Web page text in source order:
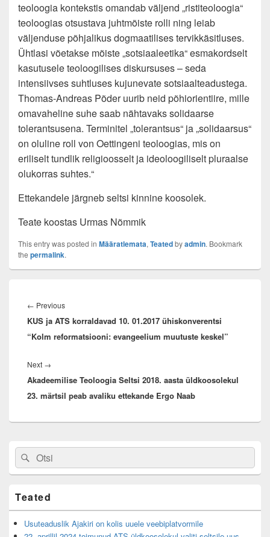
teoloogia kontekstis omandab väljend „ristiteoloogia“
teoloogias otsustava juhtmõiste rolli ning leiab
väljenduse põhjalikus dogmaatilises tervikkäsitluses.
Ühtlasi võetakse mõiste „sotsiaaleetika“ esmakordselt
kasutusele teoloogilises diskursuses – seda
intensiivses suhtluses kujunevate sotsiaalteadustega.
Thomas-Andreas Põder uurib neid põhiorientiire, mille
omavaheline suhe saab nähtavaks solidaarse
tolerantsusena. Terminitel „tolerantsus“ ja „solidaarsus“
on oluline roll von Oettingeni teoloogias, mis on
eriliselt tundlik religioosselt ja ideoloogiliselt pluraalse
olukorras suhtes.“
Ettekandele järgneb seltsi kinnine koosolek.
Teate koostas Urmas Nõmmik
This entry was posted in Määratlemata, Teatedbyadmin. Bookmark
the permalink.
← PreviousPrevious
post:
KUS ja ATS korraldavad 10. 01.2017 ühiskonverentsi
“Kolm reformatsiooni: evangeelium muutuste keskel”
Next →
post:
Akadeemilise Teoloogia Seltsi 2018. aasta üldkoosolekul
23. märtsil peab avaliku ettekande Ergo Naab
Primary
Sidebar
Widget
Area
Search
for:
Search
Teated
Usuteaduslik Ajakiri on kolis uuele veebiplatvormile